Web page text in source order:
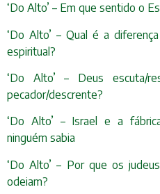
‘Do Alto’ – Em que sentido o
‘Do Alto’ – Qual é a
espiritual?
‘Do Alto’ – Deus escuta/
pecador/descrente?
‘Do Alto’ – Israel e a
ninguém sabia
‘Do Alto’ – Por que os
odeiam?